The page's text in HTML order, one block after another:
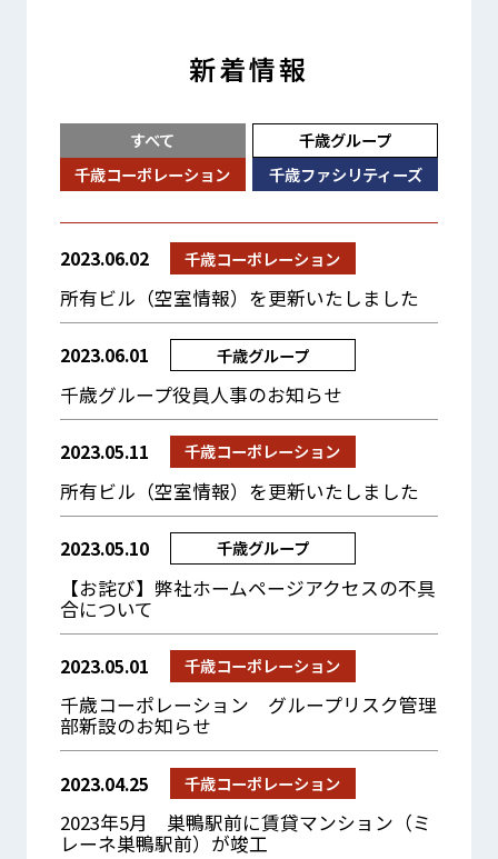
新着情報
2023.06.02 千歳コーポレーション
所有ビル（空室情報）を更新いたしました
2023.06.01 千歳グループ
千歳グループ役員人事のお知らせ
2023.05.11 千歳コーポレーション
所有ビル（空室情報）を更新いたしました
2023.05.10 千歳グループ
【お詫び】弊社ホームページアクセスの不具
合について
2023.05.01 千歳コーポレーション
千歳コーポレーション グループリスク管理
部新設のお知らせ
2023.04.25 千歳コーポレーション
2023年5月 巣鴨駅前に賃貸マンション（ミ
レーネ巣鴨駅前）が竣工
すべて
千歳グループ
千歳コーポレーション
千歳ファシリティーズ